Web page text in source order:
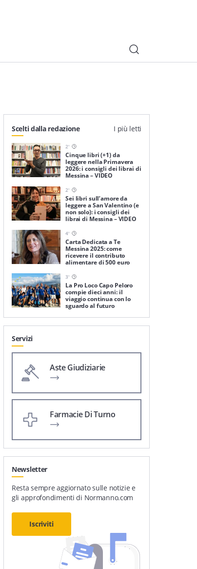
Scelti dalla redazione I più letti
2'
Cinque libri (+1) da
leggere nella Primavera
2026: i consigli dei librai di
Messina – VIDEO
2'
Sei libri sull’amore da
leggere a San Valentino (e
non solo): i consigli dei
librai di Messina – VIDEO
4'
Carta Dedicata a Te
Messina 2025: come
ricevere il contributo
alimentare di 500 euro
3'
La Pro Loco Capo Peloro
compie dieci anni: il
viaggio continua con lo
sguardo al futuro
Servizi
Aste Giudiziarie
Farmacie Di Turno
Newsletter
Resta sempre aggiornato sulle notizie e
gli approfondimenti di Normanno.com
Iscriviti